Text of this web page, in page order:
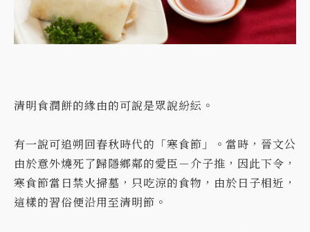
清明食潤餅的緣由的可說是眾說紛紜。
有一說可追朔回春秋時代的「寒食節」。當時，晉文公
由於意外燒死了歸隱鄉鄰的愛臣－介子推，因此下令，
寒食節當日禁火掃墓，只吃涼的食物，由於日子相近，
這樣的習俗便沿用至清明節。